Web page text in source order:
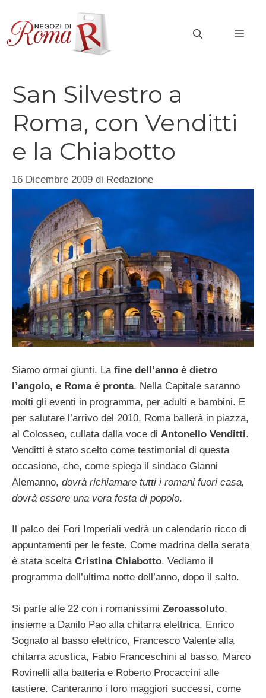
contenuto
San Silvestro a
Roma, con Venditti
e la Chiabotto
16 Dicembre 2009 di Redazione
Siamo ormai giunti. La fine dell’anno è dietro
l’angolo, e Roma è pronta. Nella Capitale saranno
molti gli eventi in programma, per adulti e bambini. E
per salutare l’arrivo del 2010, Roma ballerà in piazza,
al Colosseo, cullata dalla voce di Antonello Venditti.
Venditti è stato scelto come testimonial di questa
occasione, che, come spiega il sindaco Gianni
Alemanno, dovrà richiamare tutti i romani fuori casa,
dovrà essere una vera festa di popolo.
Il palco dei Fori Imperiali vedrà un calendario ricco di
appuntamenti per le feste. Come madrina della serata
è stata scelta Cristina Chiabotto. Vediamo il
programma dell’ultima notte dell’anno, dopo il salto.
Si parte alle 22 con i romanissimi Zeroassoluto,
insieme a Danilo Pao alla chitarra elettrica, Enrico
Sognato al basso elettrico, Francesco Valente alla
chitarra acustica, Fabio Franceschini al basso, Marco
Rovinelli alla batteria e Roberto Procaccini alle
tastiere. Canteranno i loro maggiori successi, come